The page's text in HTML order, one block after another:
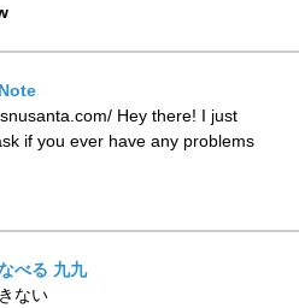
Hey there! I just
if you ever have any problems
べる 九九
ない